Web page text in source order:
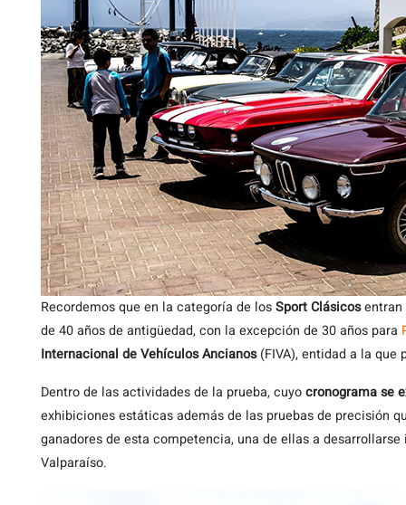
Recordemos que en la categoría de losSport Clásicosentran
de 40 años de antigüedad, con la excepción de 30 años para
Internacional de Vehículos Ancianos(FIVA), entidad a la que
Dentro de las actividades de la prueba, cuyocronograma se
exhibiciones estáticas además de las pruebas de precisión
ganadores de esta competencia, una de ellas a
Valparaíso.